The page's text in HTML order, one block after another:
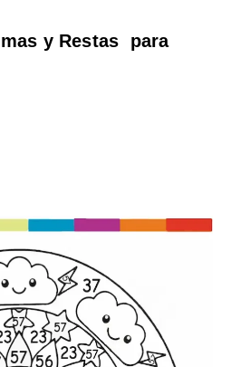
y Restas para